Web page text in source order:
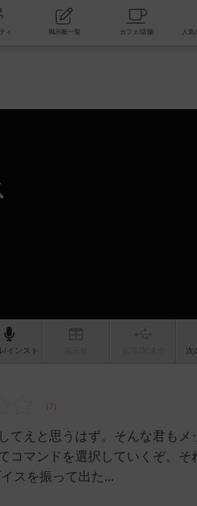
コミュニティ 掲示板一覧
/インスト 次
てえと思うはず。そんな君もメ
コマンドを選択していくぞ。そ
スを振って出た...